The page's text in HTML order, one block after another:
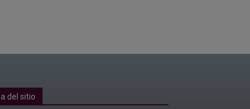
del sitio